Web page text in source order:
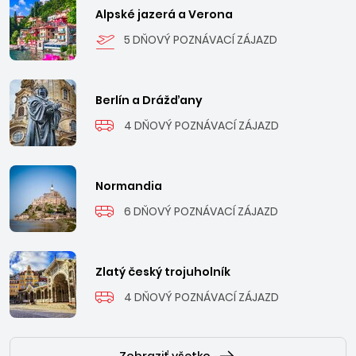
Chorvátsku
tu dostanete päťhviezdičkový all-inclusive
rezort s neobmedzeným jedlom, nápojmi, aquaparkami,
animáciami a wellness zónami. Turecké all-inclusive nie je
dispozícii bohaté bufety celý deň, nápoje bez obmedzení,
bazény, vodné šmykľavky a profesionálnu starostlivosť o
deti, to všetko v cene.
2. Luxusné rezorty svetového štandardu
Turecké hotely patria medzi najmodernejšie a najlepšie
vybavené v Stredomorí. Obrovské areály s vlastnými
plážami, niekoľkými bazénmi, aquaparkami pre deti,
špičkovými spa centrami, fitness zónami a širokým
výberom reštaurácií vytvárajú pocit dovolenky bez starostí.
3. Dostupnosť a pohodlie
Do Turecka sa dostanete jednoducho –priame lety z
Alpské jazerá a Verona
5 DŇOVÝ POZNÁVACÍ ZÁJAZD
Berlín a Drážďany
4 DŇOVÝ POZNÁVACÍ ZÁJAZD
Normandia
6 DŇOVÝ POZNÁVACÍ ZÁJAZD
Zlatý český trojuholník
4 DŇOVÝ POZNÁVACÍ ZÁJAZD